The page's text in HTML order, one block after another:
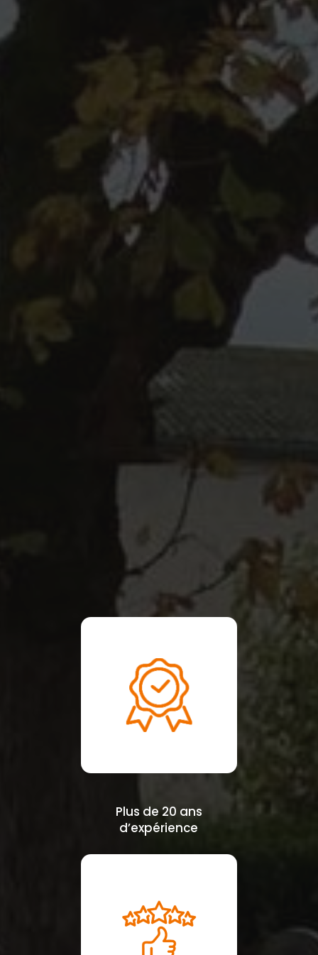
Plus de 20 ans
d’expérience